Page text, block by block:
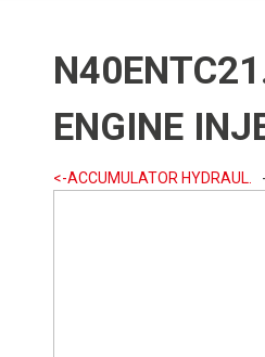
ENGINE
<-ACCUMULATOR HYDRAUL. -